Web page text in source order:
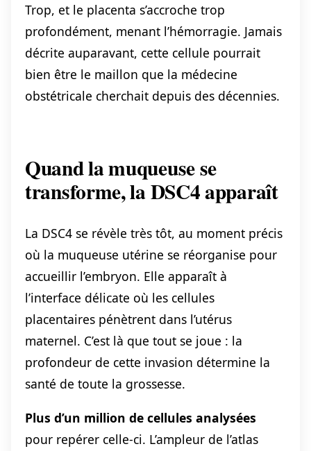
Trop, et le placenta s’accroche trop
profondément, menant l’hémorragie. Jamais
décrite auparavant, cette cellule pourrait
bien être le maillon que la médecine
obstétricale cherchait depuis des décennies.
Quand la muqueuse se
transforme, la DSC4 apparaît
La DSC4 se révèle très tôt, au moment précis
où la muqueuse utérine se réorganise pour
accueillir l’embryon. Elle apparaît à
l’interface délicate où les cellules
placentaires pénètrent dans l’utérus
maternel. C’est là que tout se joue : la
profondeur de cette invasion détermine la
santé de toute la grossesse.
Plus d’un million de cellules analysées
pour repérer celle-ci. L’ampleur de l’atlas